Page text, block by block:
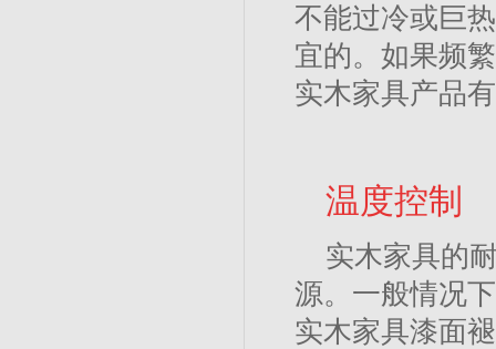
不能过冷或巨
宜的。如果频
实木家具产品
温度控制
实木家具的
源。一般情况
实木家具漆面